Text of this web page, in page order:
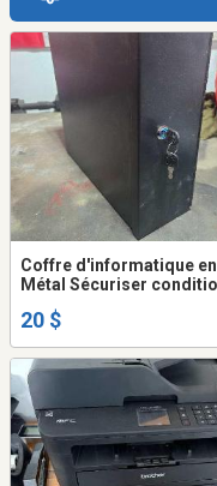
Coffre d'informatique en
Métal Sécuriser condition
20 $